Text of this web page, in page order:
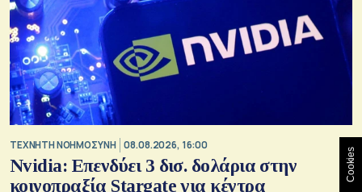
TΕΧΝΗΤΗ ΝΟΗΜΟΣΥΝΗ 08.08.2026, 16:00
Nvidia: Επενδύει 3 δισ. δολάρια στην
κοινοπραξία Stargate για κέντρα
Cookies